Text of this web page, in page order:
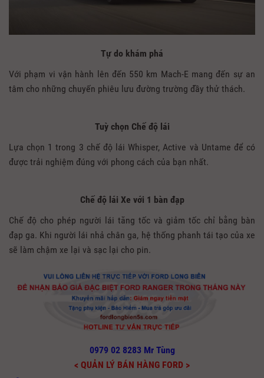
Tự do khám phá
Với phạm vi vận hành lên đến 550 km Mach-E mang đến sự an
tâm cho những chuyến phiêu lưu đường trường đầy thử thách.
Tuỳ chọn Chế độ lái
Lựa chọn 1 trong 3 chế độ lái Whisper, Active và Untame để có
được trải nghiệm đúng với phong cách của bạn nhất.
Chế độ lái Xe với 1 bàn đạp
Chế độ cho phép người lái tăng tốc và giảm tốc chỉ bằng bàn
đạp ga. Khi người lái nhả chân ga, hệ thống phanh tái tạo của xe
sẽ làm chậm xe lại và sạc lại cho pin.
0979 02 8283 Mr Tùng
< QUẢN LÝ BÁN HÀNG FORD >